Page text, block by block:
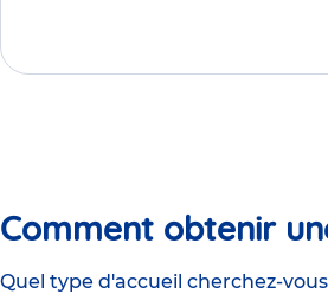
Comment obtenir
Quel type d'accueil cherchez-